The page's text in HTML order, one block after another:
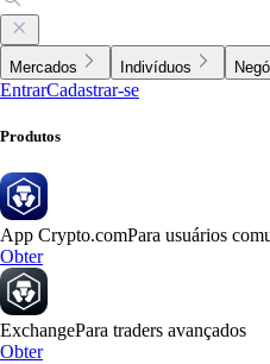
Mercados Indivíduos
EntrarCadastrar-se
Produtos
App Crypto.comPara usuários
Obter
ExchangePara traders avançados
Obter